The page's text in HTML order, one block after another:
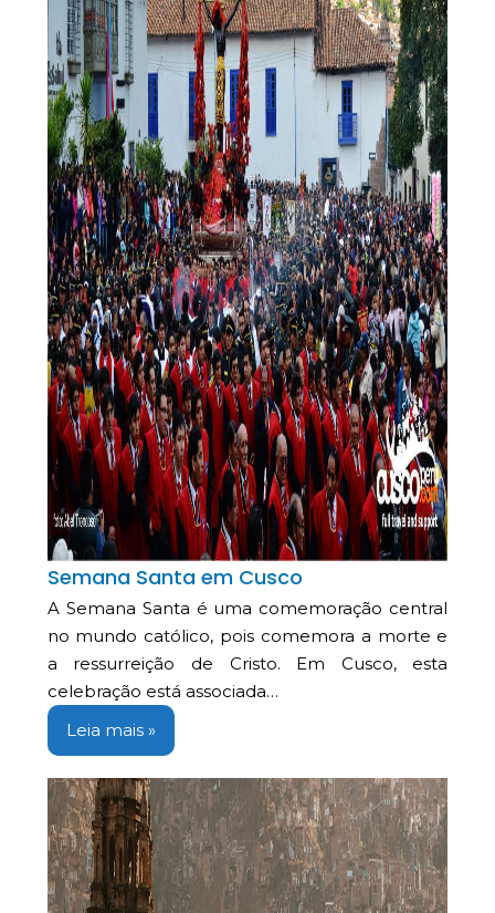
Semana Santa em Cusco
A Semana Santa é uma comemoração central
no mundo católico, pois comemora a morte e
a ressurreição de Cristo. Em Cusco, esta
celebração está associada…
Leia mais »